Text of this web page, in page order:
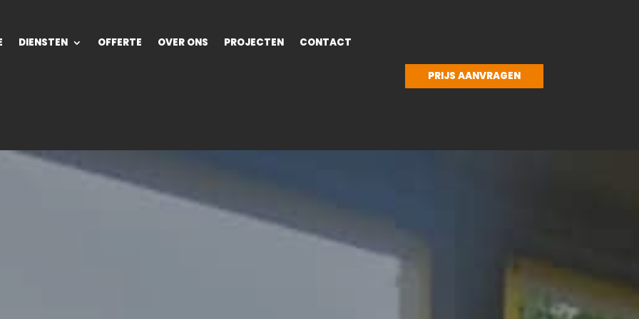
DIENSTEN OFFERTE OVER ONS PROJECTEN CONTACT
PRIJS AANVRAGEN